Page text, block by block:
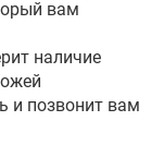
вам
наличие
и позвонит вам